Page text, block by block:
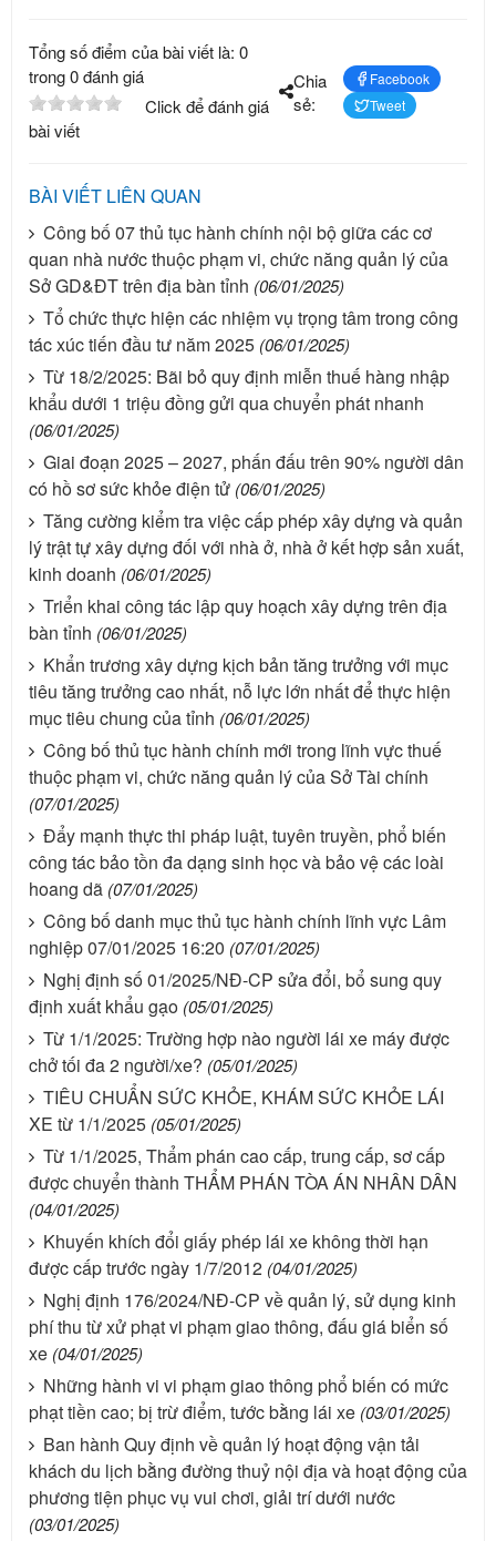
Tổng số điểm của bài viết là: 0
trong 0 đánh giá
Click để đánh giá
bài viết
Chia
sẻ:
Facebook
Tweet
BÀI VIẾT LIÊN QUAN
Công bố 07 thủ tục hành chính nội bộ giữa các cơ
quan nhà nước thuộc phạm vi, chức năng quản lý của
Sở GD&ĐT trên địa bàn tỉnh (06/01/2025)
Tổ chức thực hiện các nhiệm vụ trọng tâm trong công
tác xúc tiến đầu tư năm 2025 (06/01/2025)
Từ 18/2/2025: Bãi bỏ quy định miễn thuế hàng nhập
khẩu dưới 1 triệu đồng gửi qua chuyển phát nhanh
(06/01/2025)
Giai đoạn 2025 – 2027, phấn đấu trên 90% người dân
có hồ sơ sức khỏe điện tử (06/01/2025)
Tăng cường kiểm tra việc cấp phép xây dựng và quản
lý trật tự xây dựng đối với nhà ở, nhà ở kết hợp sản xuất,
kinh doanh (06/01/2025)
Triển khai công tác lập quy hoạch xây dựng trên địa
bàn tỉnh (06/01/2025)
Khẩn trương xây dựng kịch bản tăng trưởng với mục
tiêu tăng trưởng cao nhất, nỗ lực lớn nhất để thực hiện
mục tiêu chung của tỉnh (06/01/2025)
Công bố thủ tục hành chính mới trong lĩnh vực thuế
thuộc phạm vi, chức năng quản lý của Sở Tài chính
(07/01/2025)
Đẩy mạnh thực thi pháp luật, tuyên truyền, phổ biến
công tác bảo tồn đa dạng sinh học và bảo vệ các loài
hoang dã (07/01/2025)
Công bố danh mục thủ tục hành chính lĩnh vực Lâm
nghiệp 07/01/2025 16:20 (07/01/2025)
Nghị định số 01/2025/NĐ-CP sửa đổi, bổ sung quy
định xuất khẩu gạo (05/01/2025)
Từ 1/1/2025: Trường hợp nào người lái xe máy được
chở tối đa 2 người/xe? (05/01/2025)
TIÊU CHUẨN SỨC KHỎE, KHÁM SỨC KHỎE LÁI
XE từ 1/1/2025 (05/01/2025)
Từ 1/1/2025, Thẩm phán cao cấp, trung cấp, sơ cấp
được chuyển thành THẨM PHÁN TÒA ÁN NHÂN DÂN
(04/01/2025)
Khuyến khích đổi giấy phép lái xe không thời hạn
được cấp trước ngày 1/7/2012 (04/01/2025)
Nghị định 176/2024/NĐ-CP về quản lý, sử dụng kinh
phí thu từ xử phạt vi phạm giao thông, đấu giá biển số
xe (04/01/2025)
Những hành vi vi phạm giao thông phổ biến có mức
phạt tiền cao; bị trừ điểm, tước bằng lái xe (03/01/2025)
Ban hành Quy định về quản lý hoạt động vận tải
khách du lịch bằng đường thuỷ nội địa và hoạt động của
phương tiện phục vụ vui chơi, giải trí dưới nước
(03/01/2025)